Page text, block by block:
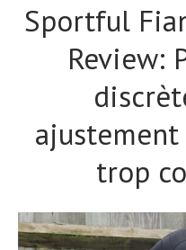
Sportful
Review:
trop